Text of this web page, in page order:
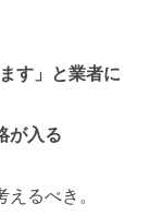
す」と業者に
が入る
えるべき。